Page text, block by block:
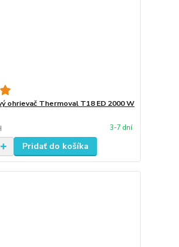
ohrievač Thermoval T18 ED 2000 W
3-7 dní
Pridať do košíka